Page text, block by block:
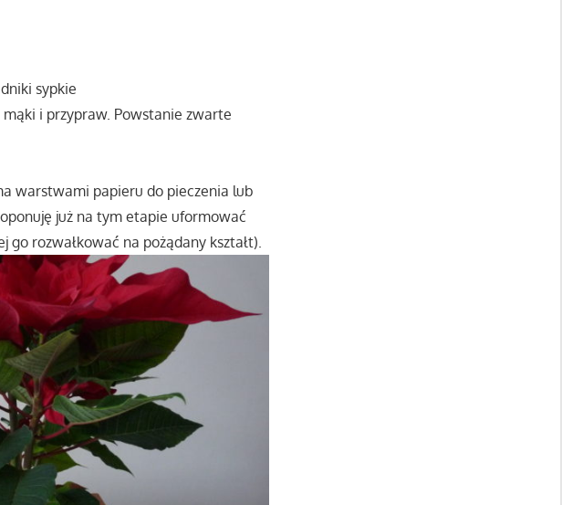
sypkie
i przypraw. Powstanie zwarte
warstwami papieru do pieczenia lub
już na tym etapie uformować
rozwałkować na pożądany kształt).